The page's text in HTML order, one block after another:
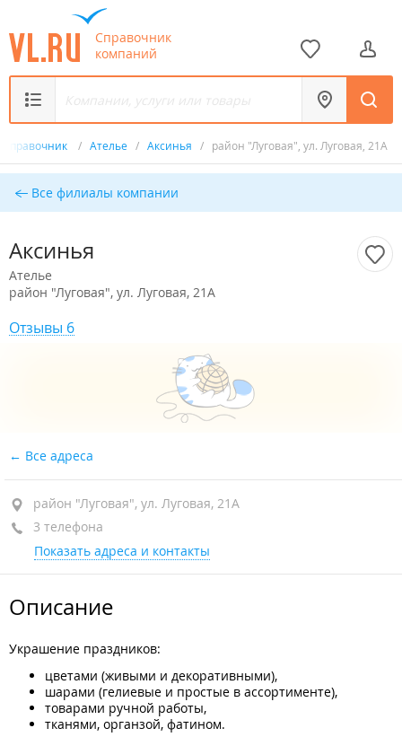
Справочник
компаний
Справочник / Ателье / Аксинья / район "Луговая", ул. Луговая, 21А
Все филиалы компании
Аксинья
Ателье
район "Луговая", ул. Луговая, 21А
Отзывы 6
Все адреса
район "Луговая", ул. Луговая, 21А
3 телефона
Показать адреса и контакты
Описание
Украшение праздников:
цветами (живыми и декоративными),
шарами (гелиевые и простые в ассортименте),
товарами ручной работы,
тканями, органзой, фатином.